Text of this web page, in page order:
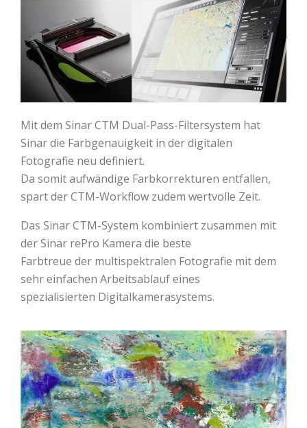
Mit dem Sinar CTM Dual-Pass-Filtersystem hat
Sinar die Farbgenauigkeit in der digitalen
Fotografie neu definiert.
Da somit aufwändige Farbkorrekturen entfallen,
spart der CTM-Workflow zudem wertvolle Zeit.
Das Sinar CTM-System kombiniert zusammen mit
der Sinar rePro Kamera die beste
Farbtreue der multispektralen Fotografie mit dem
sehr einfachen Arbeitsablauf eines
spezialisierten Digitalkamerasystems.